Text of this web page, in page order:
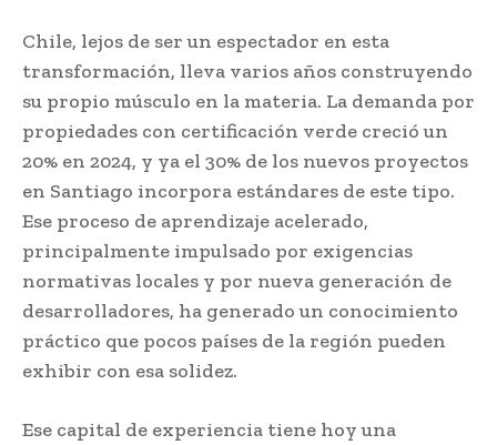
Chile, lejos de ser un espectador en esta
transformación, lleva varios años construyendo
su propio músculo en la materia. La demanda por
propiedades con certificación verde creció un
20% en 2024, y ya el 30% de los nuevos proyectos
en Santiago incorpora estándares de este tipo.
Ese proceso de aprendizaje acelerado,
principalmente impulsado por exigencias
normativas locales y por nueva generación de
desarrolladores, ha generado un conocimiento
práctico que pocos países de la región pueden
exhibir con esa solidez.
Ese capital de experiencia tiene hoy una